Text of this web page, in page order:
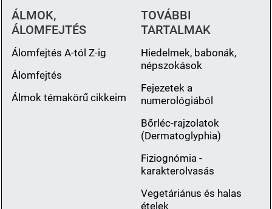
ÁLMOK,
ÁLOMFEJTÉS
Álomfejtés A-tól Z-ig
Álomfejtés
Álmok témakörű cikkeim
TOVÁBBI
TARTALMAK
Hiedelmek, babonák,
népszokások
Fejezetek a
numerológiából
Bőrléc-rajzolatok
(Dermatoglyphia)
Fiziognómia -
karakterolvasás
Vegetáriánus és halas
ételek